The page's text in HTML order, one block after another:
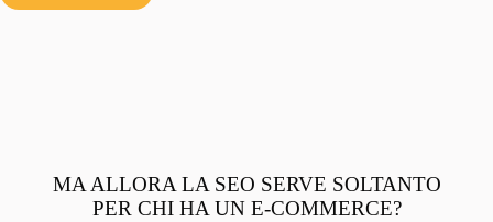
MA ALLORA LA SEO SERVE SOLTANTO
PER CHI HA UN E-COMMERCE?